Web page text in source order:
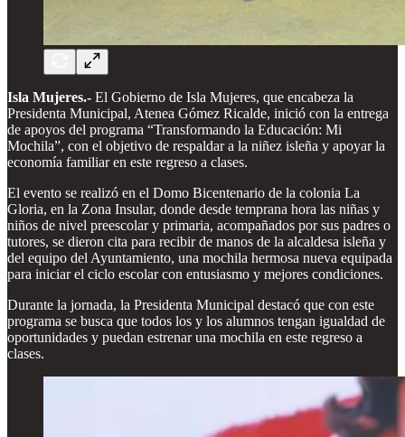
Isla Mujeres.- El Gobierno de Isla Mujeres, que encabeza la
Presidenta Municipal, Atenea Gómez Ricalde, inició con la entrega
de apoyos del programa “Transformando la Educación: Mi
Mochila”, con el objetivo de respaldar a la niñez isleña y apoyar la
economía familiar en este regreso a clases.
El evento se realizó en el Domo Bicentenario de la colonia La
Gloria, en la Zona Insular, donde desde temprana hora las niñas y
niños de nivel preescolar y primaria, acompañados por sus padres o
tutores, se dieron cita para recibir de manos de la alcaldesa isleña y
del equipo del Ayuntamiento, una mochila hermosa nueva equipada
para iniciar el ciclo escolar con entusiasmo y mejores condiciones.
Durante la jornada, la Presidenta Municipal destacó que con este
programa se busca que todos los y los alumnos tengan igualdad de
oportunidades y puedan estrenar una mochila en este regreso a
clases.